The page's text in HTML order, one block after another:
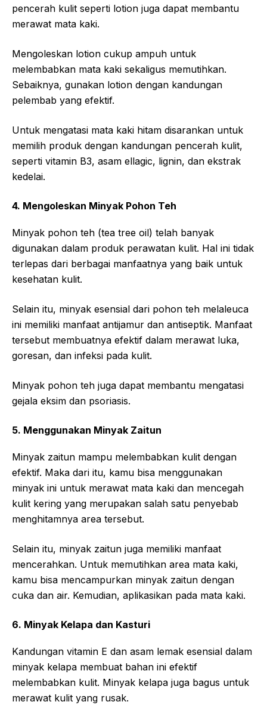
pencerah kulit seperti lotion juga dapat membantu
merawat mata kaki.
Mengoleskan lotion cukup ampuh untuk
melembabkan mata kaki sekaligus memutihkan.
Sebaiknya, gunakan lotion dengan kandungan
pelembab yang efektif.
Untuk mengatasi mata kaki hitam disarankan untuk
memilih produk dengan kandungan pencerah kulit,
seperti vitamin B3, asam ellagic, lignin, dan ekstrak
kedelai.
4. Mengoleskan Minyak Pohon Teh
Minyak pohon teh (tea tree oil) telah banyak
digunakan dalam produk perawatan kulit. Hal ini tidak
terlepas dari berbagai manfaatnya yang baik untuk
kesehatan kulit.
Selain itu, minyak esensial dari pohon teh melaleuca
ini memiliki manfaat antijamur dan antiseptik. Manfaat
tersebut membuatnya efektif dalam merawat luka,
goresan, dan infeksi pada kulit.
Minyak pohon teh juga dapat membantu mengatasi
gejala eksim dan psoriasis.
5. Menggunakan Minyak Zaitun
Minyak zaitun mampu melembabkan kulit dengan
efektif. Maka dari itu, kamu bisa menggunakan
minyak ini untuk merawat mata kaki dan mencegah
kulit kering yang merupakan salah satu penyebab
menghitamnya area tersebut.
Selain itu, minyak zaitun juga memiliki manfaat
mencerahkan. Untuk memutihkan area mata kaki,
kamu bisa mencampurkan minyak zaitun dengan
cuka dan air. Kemudian, aplikasikan pada mata kaki.
6. Minyak Kelapa dan Kasturi
Kandungan vitamin E dan asam lemak esensial dalam
minyak kelapa membuat bahan ini efektif
melembabkan kulit. Minyak kelapa juga bagus untuk
merawat kulit yang rusak.